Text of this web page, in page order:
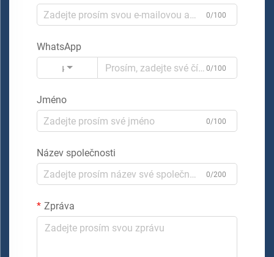
0/100
WhatsApp
Kód
0/100
Jméno
0/100
Název společnosti
0/200
Zpráva